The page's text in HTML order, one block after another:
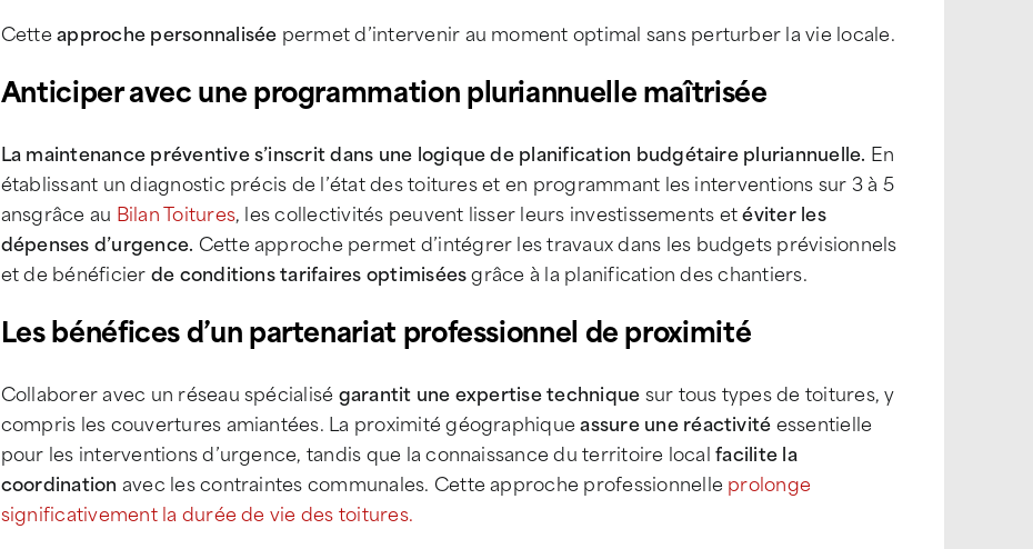
Cetteapproche personnalisée permet d’intervenir au moment optimal sans perturber la vie locale.
Anticiper avec une programmation pluriannuelle maîtrisée
La maintenance préventive s’inscrit dans une logique de planification budgétaire pluriannuelle. En
établissant un diagnostic précis de l’état des toitures et en programmant les interventions sur 3 à 5
ansgrâce au Bilan Toitures, les collectivités peuvent lisser leurs investissements etéviter les
dépenses d’urgence. Cette approche permet d’intégrer les travaux dans les budgets prévisionnels
et de bénéficierde conditions tarifaires optimiséesgrâce à la planification des chantiers.
Les bénéfices d’un partenariat professionnel de proximité
Collaborer avec un réseau spécialisé garantit une expertise techniquesur tous types de toitures, y
compris les couvertures amiantées. La proximité géographiqueassure une réactivitéessentielle
pour les interventions d’urgence, tandis que la connaissance du territoire localfacilite la
coordination avec les contraintes communales. Cette approche professionnelle prolonge
significativement la durée de vie des toitures.